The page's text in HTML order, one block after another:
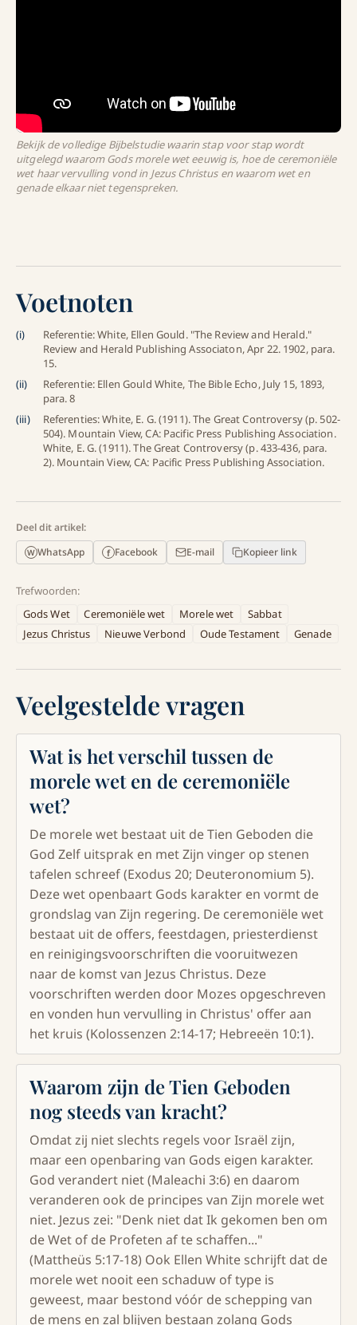
Bekijk de volledige Bijbelstudie waarin stap voor stap wordt
uitgelegd waarom Gods morele wet eeuwig is, hoe de ceremoniële
wet haar vervulling vond in Jezus Christus en waarom wet en
genade elkaar niet tegenspreken.
Voetnoten
(i)
Referentie: White, Ellen Gould. "The Review and Herald."
Review and Herald Publishing Associaton, Apr 22. 1902, para.
15.
(ii)
Referentie: Ellen Gould White, The Bible Echo, July 15, 1893,
para. 8
(iii)
Referenties: White, E. G. (1911). The Great Controversy (p. 502-
504). Mountain View, CA: Pacific Press Publishing Association.
White, E. G. (1911). The Great Controversy (p. 433-436, para.
2). Mountain View, CA: Pacific Press Publishing Association.
Deel dit artikel:
W WhatsApp f Facebook E-mail Kopieer link
Trefwoorden:
Gods Wet
Ceremoniële wet Morele wet
Sabbat
Jezus Christus
Nieuwe Verbond Oude Testament Genade
Veelgestelde vragen
Wat is het verschil tussen de
morele wet en de ceremoniële
wet?
De morele wet bestaat uit de Tien Geboden die
God Zelf uitsprak en met Zijn vinger op stenen
tafelen schreef (Exodus 20; Deuteronomium 5).
Deze wet openbaart Gods karakter en vormt de
grondslag van Zijn regering. De ceremoniële wet
bestaat uit de offers, feestdagen, priesterdienst
en reinigingsvoorschriften die vooruitwezen
naar de komst van Jezus Christus. Deze
voorschriften werden door Mozes opgeschreven
en vonden hun vervulling in Christus' offer aan
het kruis (Kolossenzen 2:14-17; Hebreeën 10:1).
Waarom zijn de Tien Geboden
nog steeds van kracht?
Omdat zij niet slechts regels voor Israël zijn,
maar een openbaring van Gods eigen karakter.
God verandert niet (Maleachi 3:6) en daarom
veranderen ook de principes van Zijn morele wet
niet. Jezus zei: "Denk niet dat Ik gekomen ben om
de Wet of de Profeten af te schaffen..."
(Mattheüs 5:17-18) Ook Ellen White schrijft dat de
morele wet nooit een schaduw of type is
geweest, maar bestond vóór de schepping van
de mens en zal blijven bestaan zolang Gods